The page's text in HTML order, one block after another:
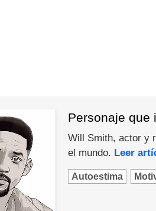
Personaje que
Will Smith, actor y
el mundo. Leer
Autoestima